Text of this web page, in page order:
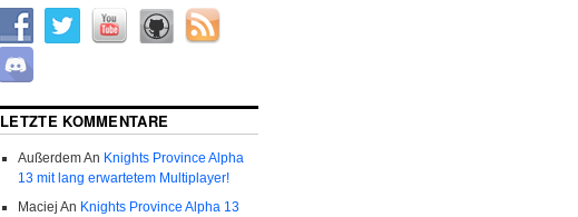
LETZTE KOMMENTARE
AußerdemAn Knights Province Alpha
13 mit lang erwartetem Multiplayer!
Maciej An Knights Province Alpha 13